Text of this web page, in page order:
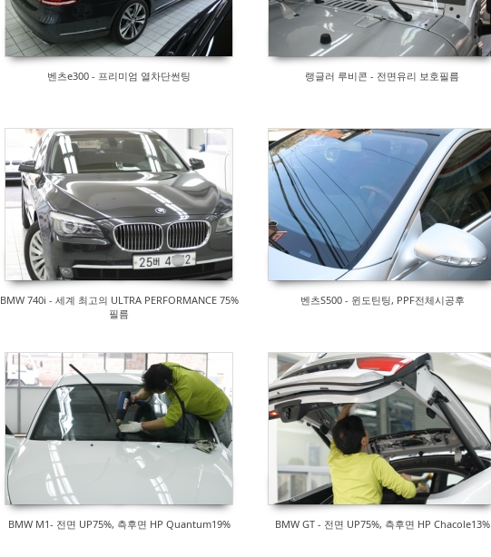
벤츠e300 - 프리미엄 열차단썬팅 랭글러 루비콘 - 전면유리 보호필름
BMW 740i - 세계 최고의 ULTRA PERFORMANCE 75%
필름
벤츠S500 - 윈도틴팅, PPF전체시공후
BMW M1- 전면 UP75%, 측후면 HP Quantum19% BMW GT - 전면 UP75%, 측후면 HP Chacole13%